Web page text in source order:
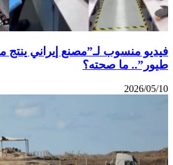
منسوب لـ”مصنع إيراني ينتج
ما صحته؟
2026/05/